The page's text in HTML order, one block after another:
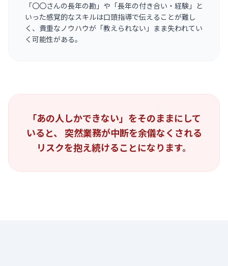
「〇〇さんの長年の勘」や「長年の付き合い・経験」と
いった感覚的なスキルは口頭指導で伝えることが難し
く、貴重なノウハウが「教えられない」まま失われてい
く可能性がある。
「あの人しかできない」をそのままにして
いると、
突然業務が中断を余儀なくされる
リスクを抱え続けることになります。